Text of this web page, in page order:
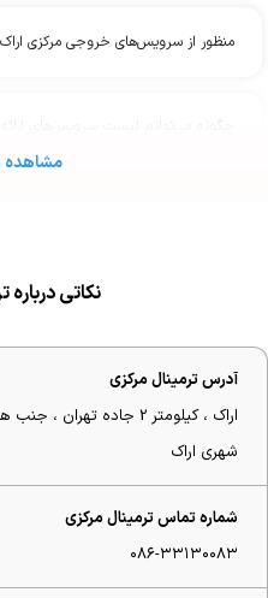
منظور از سرویس‌های خروجی مرکزی
چگونه می‌توانم لیست سرویس‌های ارائه
مشاهده
نکاتی
آدرس ترمینال مرکزی
اراک ، کیلومتر 2 جاده
شهری اراک
شماره تماس ترمینال مرکزی
۰۸۶-۳۳۱۳۰۰۸۳